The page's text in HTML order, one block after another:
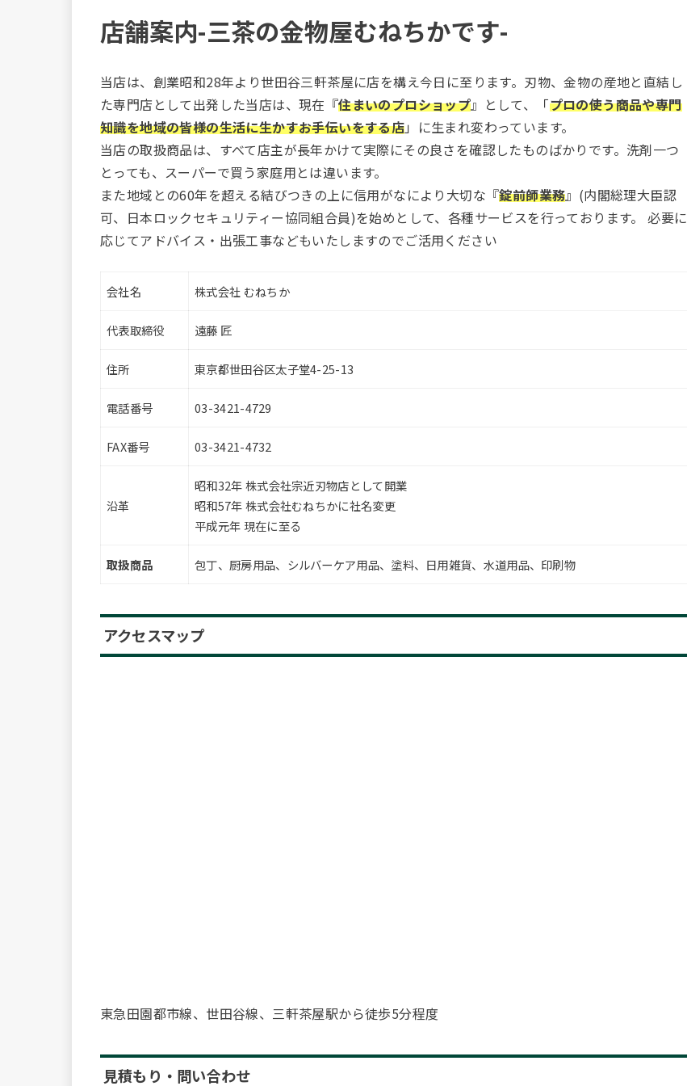
店舗案内-三茶の金物屋むねちかです-
当店は、創業昭和28年より世田谷三軒茶屋に店を構え今日に至ります。刃物、金物の産地と直結し
た専門店として出発した当店は、現在『住まいのプロショップ』として、「プロの使う商品や専門
知識を地域の皆様の生活に生かすお手伝いをする店」に生まれ変わっています。
当店の取扱商品は、すべて店主が長年かけて実際にその良さを確認したものばかりです。洗剤一つ
とっても、スーパーで買う家庭用とは違います。
また地域との60年を超える結びつきの上に信用がなにより大切な『錠前師業務』(内閣総理大臣認
可、日本ロックセキュリティー協同組合員)を始めとして、各種サービスを行っております。 必要に
応じてアドバイス・出張工事などもいたしますのでご活用ください
会社名 株式会社 むねちか
代表取締役 遠藤 匠
住所 東京都世田谷区太子堂4-25-13
電話番号 03-3421-4729
FAX番号 03-3421-4732
沿革
昭和32年 株式会社宗近刃物店として開業
昭和57年 株式会社むねちかに社名変更
平成元年 現在に至る
取扱商品 包丁、厨房用品、シルバーケア用品、塗料、日用雑貨、水道用品、印刷物
アクセスマップ
東急田園都市線、世田谷線、三軒茶屋駅から徒歩5分程度
見積もり・問い合わせ